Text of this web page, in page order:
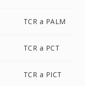
TCR a PALM
TCR a PCT
TCR a PICT